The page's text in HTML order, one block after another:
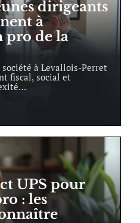
dirigeants
à
pro de la
à Levallois-Perret
fiscal, social et
…
UPS pour
: les